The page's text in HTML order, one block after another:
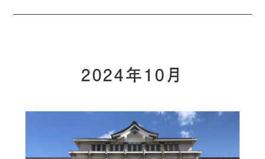
2024年10月